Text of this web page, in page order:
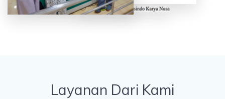
Layanan Dari Kami